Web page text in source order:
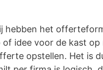
hebben het
idee voor de kast
opstellen. Het is